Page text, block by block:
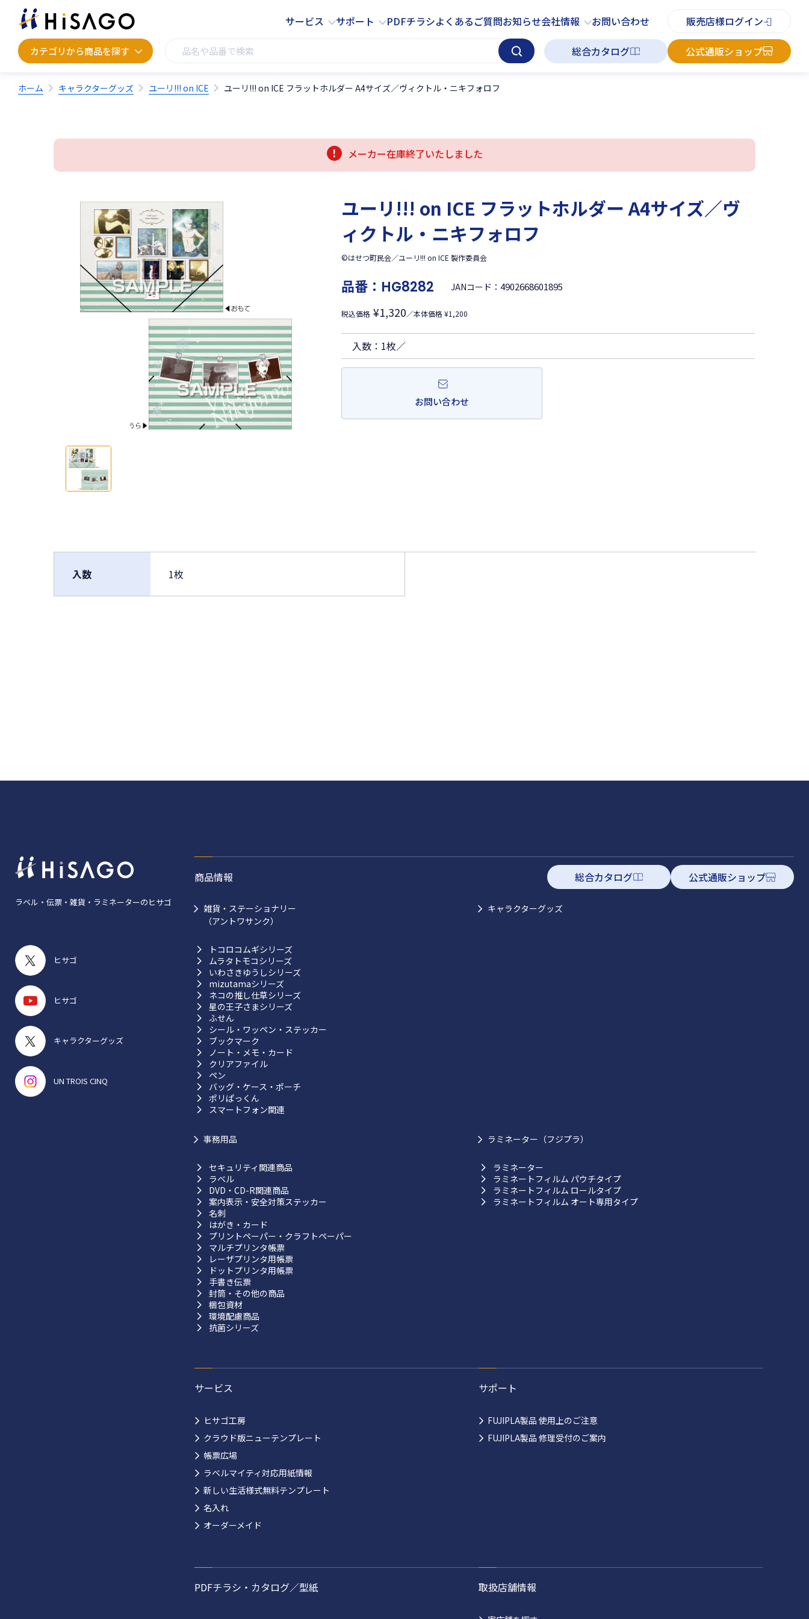
サービス サポート PDFチラシよくあるご質問お知らせ会社情報 お問い合わせ 販売店様ログイン
カテゴリから商品を探す 総合カタログ 公式通販ショップ
カテゴリから商品を探す サービス サポート PDFチラシ よくあるご質問 お知らせ お問い合わせ
ホーム キャラクターグッズ ユーリ!!! on ICE ユーリ!!! on ICE フラットホルダー A4サイズ／ヴィクトル・ニキフォロフ
メーカー在庫終了いたしました
ユーリ!!! on ICE フラットホルダー A4サイズ／ヴ
ィクトル・ニキフォロフ
©はせつ町民会／ユーリ!!! on ICE 製作委員会
品番： HG8282 JANコード：4902668601895
税込価格 ¥1,320／本体価格 ¥1,200
入数：1枚／
お問い合わせ
入数 1枚
ラベル・伝票・雑貨・ラミネーターのヒサゴ
ヒサゴ
ヒサゴ
キャラクターグッズ
UN TROIS CINQ
商品情報 総合カタログ 公式通販ショップ
雑貨・ステーショナリー
（アントワサンク）
トコロコムギシリーズ
ムラタトモコシリーズ
いわさきゆうしシリーズ
mizutamaシリーズ
ネコの推し仕草シリーズ
星の王子さまシリーズ
ふせん
シール・ワッペン・ステッカー
ブックマーク
ノート・メモ・カード
クリアファイル
ペン
バッグ・ケース・ポーチ
ポリぱっくん
スマートフォン関連
キャラクターグッズ
事務用品
セキュリティ関連商品
ラベル
DVD・CD-R関連商品
案内表示・安全対策ステッカー
名刺
はがき・カード
プリントペーパー・クラフトペーパー
マルチプリンタ帳票
レーザプリンタ用帳票
ドットプリンタ用帳票
手書き伝票
封筒・その他の商品
梱包資材
環境配慮商品
抗菌シリーズ
ラミネーター（フジプラ）
ラミネーター
ラミネートフィルム パウチタイプ
ラミネートフィルム ロールタイプ
ラミネートフィルム オート専用タイプ
サービス
ヒサゴ工房
クラウド版ニューテンプレート
帳票広場
ラベルマイティ対応用紙情報
新しい生活様式無料テンプレート
名入れ
オーダーメイド
サポート
FUJIPLA製品 使用上のご注意
FUJIPLA製品 修理受付のご案内
PDFチラシ・カタログ／型紙 取扱店舗情報